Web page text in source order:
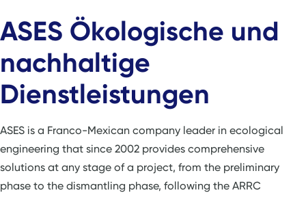
ASES Ökologische und
nachhaltige
Dienstleistungen
ASES is a Franco-Mexican company leader in ecological
engineering that since 2002 provides comprehensive
solutions at any stage of a project, from the preliminary
phase to the dismantling phase, following the ARRC